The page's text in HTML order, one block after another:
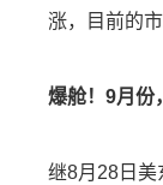
涨，目前的
爆舱！9月份
继8月28日美